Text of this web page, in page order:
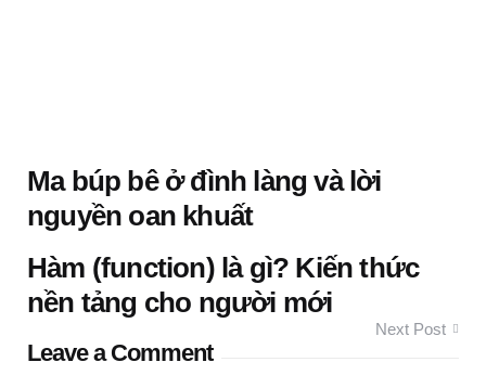
Ma búp bê ở đình làng và lời
nguyền oan khuất
Hàm (function) là gì? Kiến thức
nền tảng cho người mới
Next Post
Leave a Comment